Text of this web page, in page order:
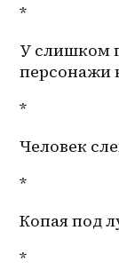
*
У слишком
персонажи
*
Человек
*
Копая под
*